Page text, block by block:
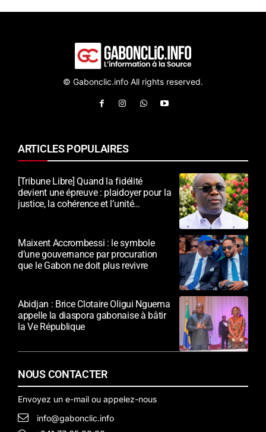
© Gabonclic.info All rights reserved.
ARTICLES POPULAIRES
[Tribune Libre] Quand la fidélité
devient une épreuve : plaidoyer pour la
justice, la cohérence et l’unité
Maixent Accrombessi : le symbole
d’une gouvernance par procuration
que le Gabon ne doit plus revivre
Abidjan : Brice Clotaire Oligui Nguema
appelle la diaspora gabonaise à bâtir
la Ve République
NOUS CONTACTER
Envoyez un e-mail ou appelez-nous
info@gabonclic.info